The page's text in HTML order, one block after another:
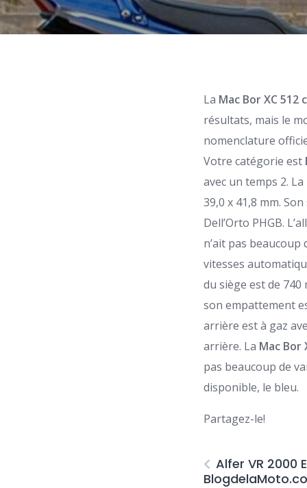
La Mac Bor XC 512
résultats, mais le
nomenclature
Votre catégorie est
avec un temps 2.
39,0 x 41,8 mm.
Dell’Orto PHGB.
n’ait pas
vitesses
du siège est de
son empattement
arrière est à gaz
arrière. La Mac Bor
pas beaucoup de
disponible, le bleu.
Partagez-le!
Alfer VR 2000